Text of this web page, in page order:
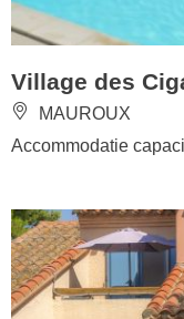
Village des
MAUROUX
Accommodatie